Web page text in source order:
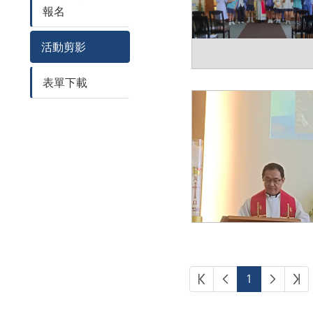
報名
活動剪影
表單下載
第一頁上一頁
1 下一頁最